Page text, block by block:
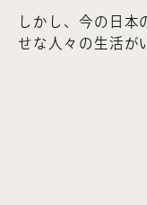
しかし、今の日本
せな人々の生活が